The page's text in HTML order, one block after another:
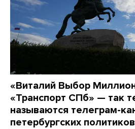
«Виталий Выбор
«Транспорт СПб» — так
называются телеграм-
петербургских политиков